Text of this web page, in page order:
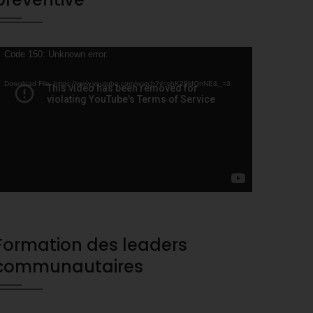
Code 150: Unknown error.
Download File: https://www.youtube.com/watch?v=shK28ldQnNE&_=3
des leaders